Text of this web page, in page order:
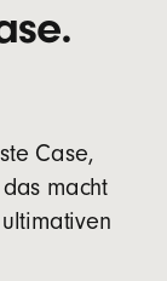
Case,
macht